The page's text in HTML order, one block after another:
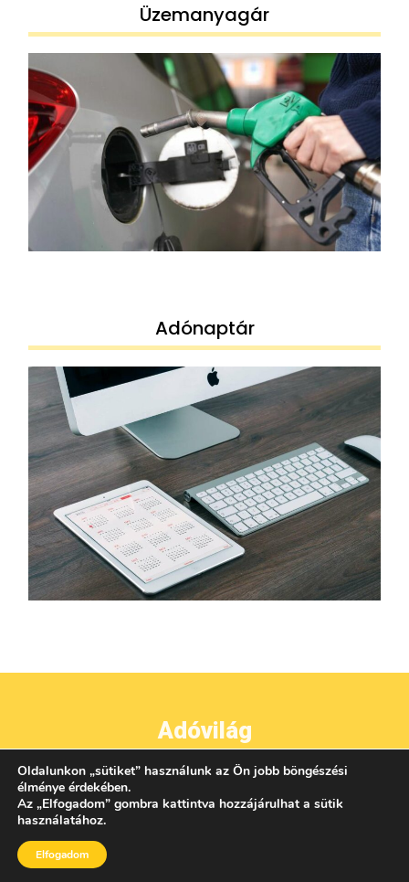
Üzemanyagár
Adónaptár
Adóvilág
IMPRESSZUM● ADATVÉDELEM ● ÁSZF●KAPCSOLAT
AZ OLDALON TALÁLHATÓ TARTALMAK UTÁNKÖZLÉSE CSAK A KIADÓ ENGEDÉLYÉVEL
Oldalunkon „sütiket” használunk az Ön jobb böngészési
élménye érdekében.
Az „Elfogadom” gombra kattintva hozzájárulhat a sütik
használatához.
Elfogadom